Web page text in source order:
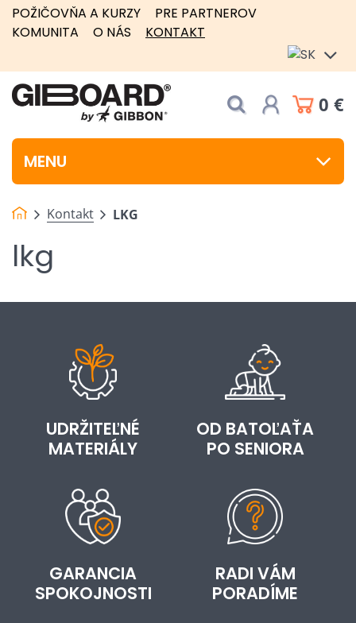
POŽIČOVŇA A KURZY
PRE PARTNEROV
KOMUNITA
O NÁS KONTAKT
0 €
MENU
Kontakt LKG
lkg
UDRŽITEĽNÉ
MATERIÁLY
OD BATOĽAŤA
PO SENIORA
GARANCIA
SPOKOJNOSTI
RADI VÁM
PORADÍME